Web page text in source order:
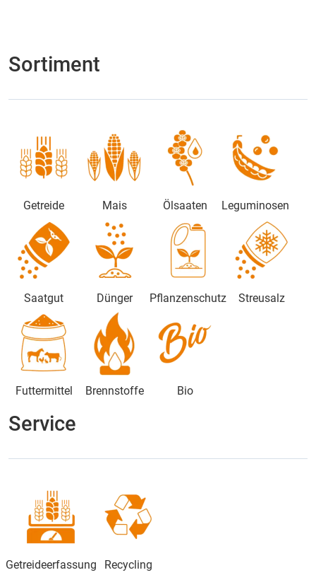
Sortiment
Getreide Mais Ölsaaten Leguminosen
Saatgut Dünger Pflanzenschutz Streusalz
Futtermittel Brennstoffe Bio
Service
Getreideerfassung Recycling